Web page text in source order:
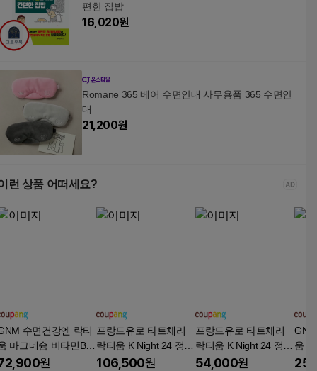
편한 집밥
16,020원
Romane 365 베어 수면안대 사무용품 365 수면안
대
21,200원
런 상품 어떠세요?
수면건강엔 락티
마그네슘 비타민B
박스당 1개월분) / 수
원
프랑드유로 타트체리
락티움 K Night 24 정
테아닌, 60정, 4개
106,500원
프랑드유로 타트체리
락티움 K Night 24 정
테아닌, 60정, 2개
54,000원
움
(1박